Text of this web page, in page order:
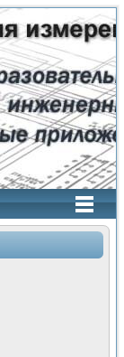
USB"
Интроскан